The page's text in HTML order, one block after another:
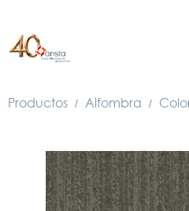
Productos / Alfombra /